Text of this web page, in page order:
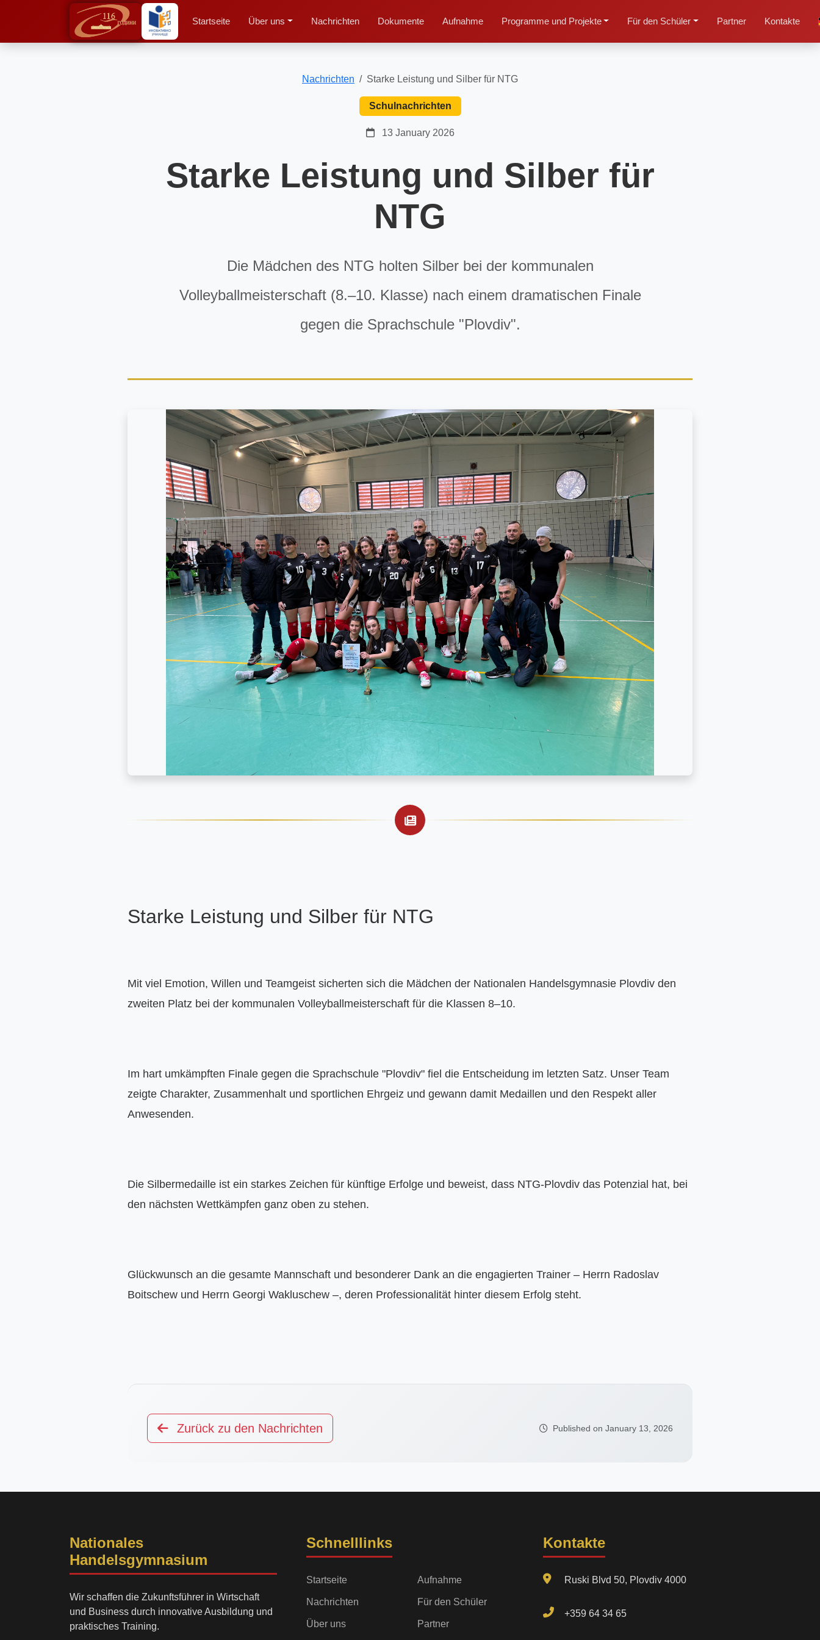
Startseite Über uns Nachrichten Dokumente Aufnahme Programme und Projekte Für den Schüler Partner Kontakte
Nachrichten Starke Leistung und Silber für NTG
Schulnachrichten
13 January 2026
Starke Leistung und Silber für
NTG
Die Mädchen des NTG holten Silber bei der kommunalen
Volleyballmeisterschaft (8.–10. Klasse) nach einem dramatischen Finale
gegen die Sprachschule "Plovdiv".
Starke Leistung und Silber für NTG
Mit viel Emotion, Willen und Teamgeist sicherten sich die Mädchen der Nationalen Handelsgymnasie Plovdiv den
zweiten Platz bei der kommunalen Volleyballmeisterschaft für die Klassen 8–10.
Im hart umkämpften Finale gegen die Sprachschule "Plovdiv" fiel die Entscheidung im letzten Satz. Unser Team
zeigte Charakter, Zusammenhalt und sportlichen Ehrgeiz und gewann damit Medaillen und den Respekt aller
Anwesenden.
Die Silbermedaille ist ein starkes Zeichen für künftige Erfolge und beweist, dass NTG-Plovdiv das Potenzial hat, bei
den nächsten Wettkämpfen ganz oben zu stehen.
Glückwunsch an die gesamte Mannschaft und besonderer Dank an die engagierten Trainer – Herrn Radoslav
Boitschew und Herrn Georgi Wakluschew –, deren Professionalität hinter diesem Erfolg steht.
Zurück zu den Nachrichten Published on January 13, 2026
Nationales
Handelsgymnasium
Wir schaffen die Zukunftsführer in Wirtschaft
und Business durch innovative Ausbildung und
praktisches Training.
Schnelllinks
Startseite
Nachrichten
Über uns
Aufnahme
Für den Schüler
Partner
Kontakte
Ruski Blvd 50, Plovdiv 4000
+359 64 34 65